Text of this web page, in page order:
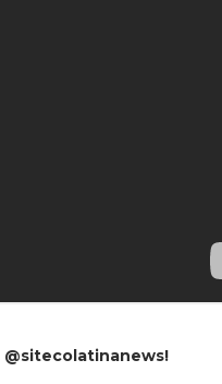
@sitecolatinanews!